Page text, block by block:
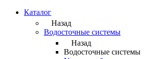
Каталог
Назад
Водосточные системы
Назад
Водосточные системы